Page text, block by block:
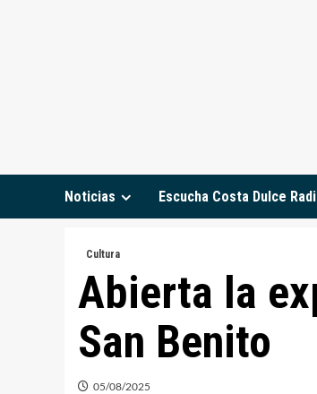
Noticias Escucha Costa Dulce
Cultura
Abierta la
San Benito
05/08/2025